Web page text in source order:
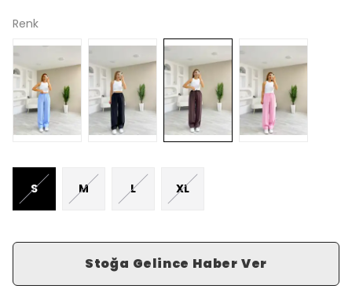
Renk
S M L XL
Stoğa Gelince Haber Ver